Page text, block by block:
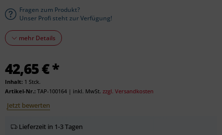
Fragen zum Produkt?
Unser Profi steht zur Verfügung!
mehr Details
42,65 € *
Inhalt: 1 Stck.
Artikel-Nr.: TAP-100164 | inkl. MwSt. zzgl. Versandkosten
Jetzt bewerten
Lieferzeit in 1-3 Tagen